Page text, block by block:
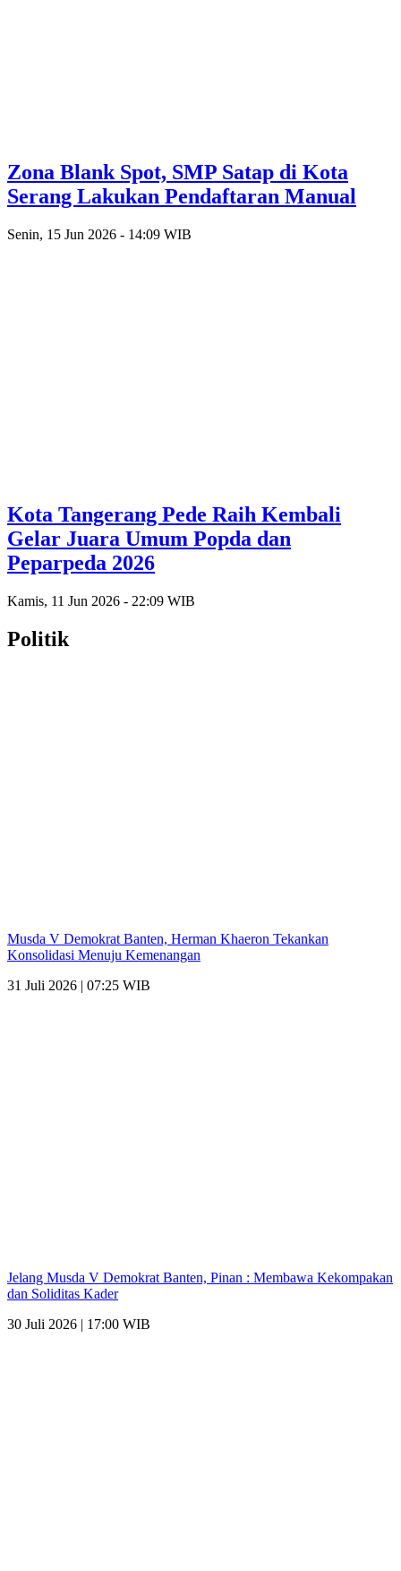
Zona Blank Spot, SMP Satap di Kota
Serang Lakukan Pendaftaran Manual
Senin, 15 Jun 2026 - 14:09 WIB
Kota Tangerang Pede Raih Kembali
Gelar Juara Umum Popda dan
Peparpeda 2026
Kamis, 11 Jun 2026 - 22:09 WIB
Politik
Musda V Demokrat Banten, Herman Khaeron Tekankan
Konsolidasi Menuju Kemenangan
31 Juli 2026 | 07:25 WIB
Jelang Musda V Demokrat Banten, Pinan : Membawa Kekompakan
dan Soliditas Kader
30 Juli 2026 | 17:00 WIB